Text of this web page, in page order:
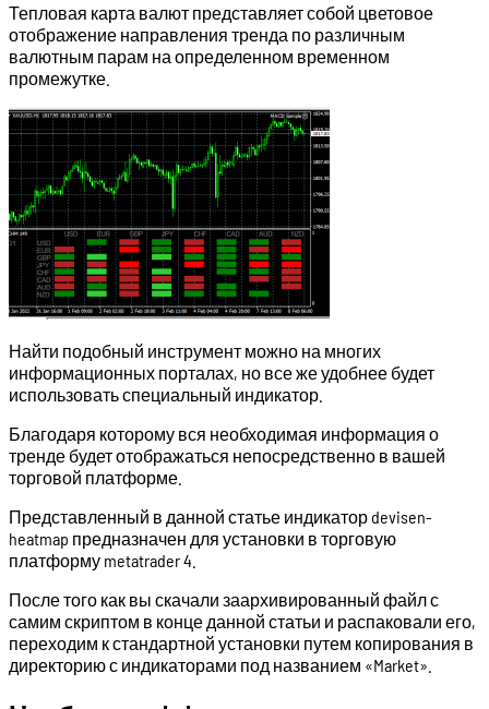
Тепловая карта валют представляет собой цветовое
отображение направления тренда по различным
валютным парам на определенном временном
промежутке.
Найти подобный инструмент можно на многих
информационных порталах, но все же удобнее будет
использовать специальный индикатор.
Благодаря которому вся необходимая информация о
тренде будет отображаться непосредственно в вашей
торговой платформе.
Представленный в данной статье индикатор devisen-
heatmap предназначен для установки в торговую
платформу metatrader 4.
После того как вы скачали заархивированный файл с
самим скриптом в конце данной статьи и распаковали его,
переходим к стандартной установки путем копирования в
директорию с индикаторами под названием «Market».